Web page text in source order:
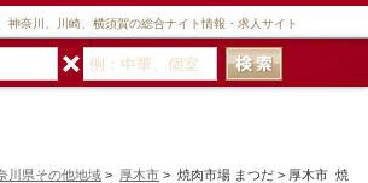
神奈川、川崎、横須賀の総合ナイト情報・求人サイト
川県その他地域 > 厚木市 > 焼肉市場 まつだ > 厚木市 焼